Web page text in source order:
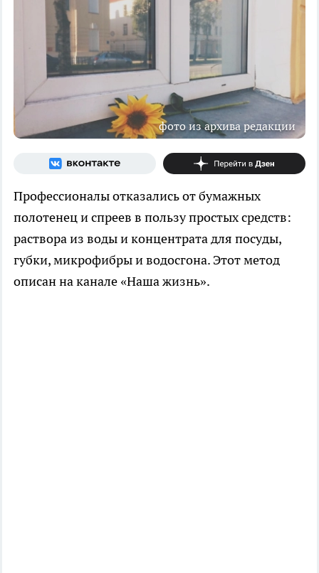
фото из архива редакции
Профессионалы отказались от бумажных
полотенец и спреев в пользу простых средств:
раствора из воды и концентрата для посуды,
губки, микрофибры и водосгона. Этот метод
описан на канале «Наша жизнь».